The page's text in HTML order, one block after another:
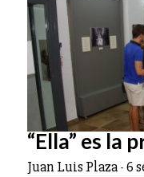
“Ella” es la
Juan Luis Plaza-6